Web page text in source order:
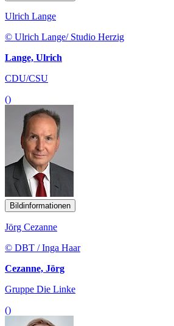
Ulrich Lange
© Ulrich Lange/ Studio Herzig
Lange, Ulrich
CDU/CSU
()
Bildinformationen
Jörg Cezanne
© DBT / Inga Haar
Cezanne, Jörg
Gruppe Die Linke
()